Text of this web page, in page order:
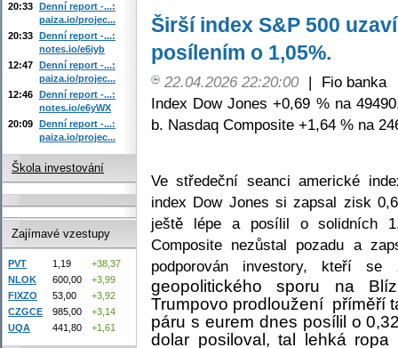
Širší index S&P 500
posílením o 1,05%.
22.04.2026 22:20:00 |
Fio banka
Index Dow Jones +0,69 % na
b. Nasdaq Composite +1,64 % na
Ve středeční seanci americké
index Dow Jones si zapsal zisk
ještě lépe a posílil o solidních
Composite nezůstal pozadu a
podporován investory, kteří se
geopolitického sporu na
Trumpovo prodloužení příměří
páru s eurem dnes posílil o
dolar posiloval, tal lehká
20:33 Denní report -...:
paiza.io/projec...
20:33 Denní report -...:
notes.io/e6iyb
12:47 Denní report -...:
paiza.io/projec...
12:46 Denní report -...:
notes.io/e6yWX
20:09 Denní report -...:
paiza.io/projec...
Škola investování
Zajímavé vzestupy
PVT 1,19
+38,37
NLOK
600,00
+3,99
FIXZO
53,00
+3,92
CZGCE
985,00
+3,14
UQA
441,80 +1,61